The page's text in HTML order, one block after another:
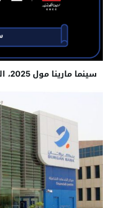
سينما مارينا مول 2025، العنوان، وكيفية الحجز